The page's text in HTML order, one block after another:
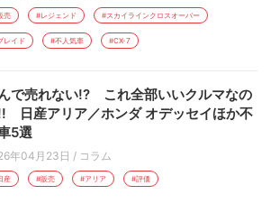
売 #レジェンド #スカイラインクロスオーバー
レイド #不人気車 #CX-7
で売れない!? これ全部いいクルマなの
日産アリア／ホンダ オデッセイほか不
5選
年04月23日 / コラム
産 #販売 #アリア #評価